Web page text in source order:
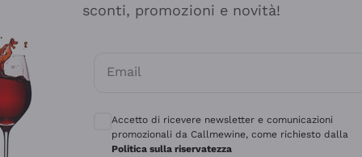
diversi e con un ampio range di prezzo. Le
sconti, promozioni e novità!
Email
Accetto di ricevere newsletter e comunicazioni
promozionali da Callmewine, come richiesto dalla
Politica sulla riservatezza